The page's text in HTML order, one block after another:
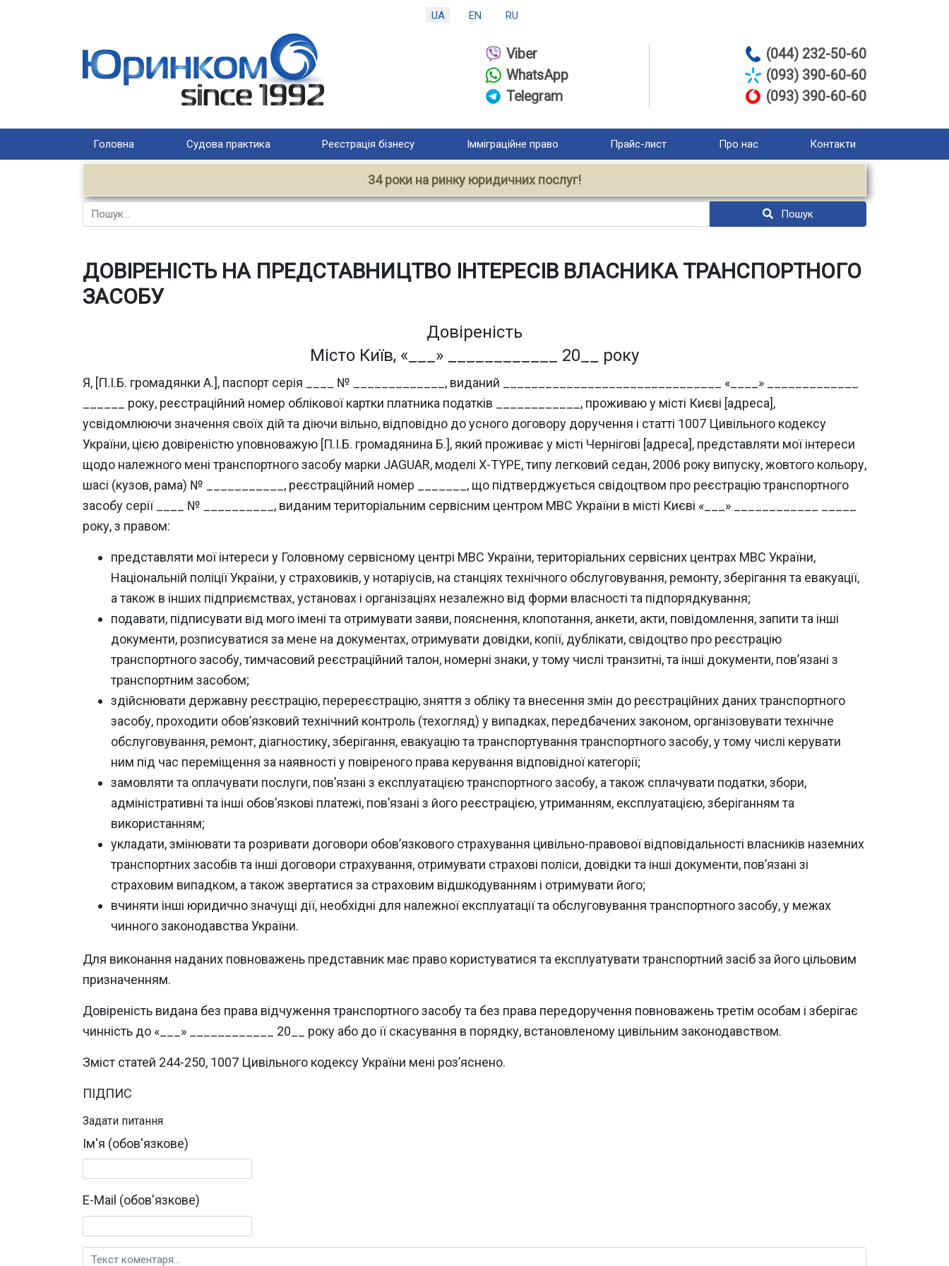
UA EN RU
Viber
WhatsApp
Telegram
(044) 232-50-60
(093) 390-60-60
(093) 390-60-60
Головна Судова практика Реєстрація бізнесу Імміграційне право Прайс-лист Про нас Контакти
34 роки на ринку юридичних послуг!
Пошук Пошук
ДОВІРЕНІСТЬ НА ПРЕДСТАВНИЦТВО ІНТЕРЕСІВ ВЛАСНИКА ТРАНСПОРТНОГО
ЗАСОБУ
Довіреність
Місто Київ, «___» ____________ 20__ року
Я, [П.І.Б. громадянки А.], паспорт серія ____ № _____________, виданий _______________________________ «____» _____________
______ року, реєстраційний номер облікової картки платника податків ____________, проживаю у місті Києві [адреса],
усвідомлюючи значення своїх дій та діючи вільно, відповідно до усного договору доручення і статті 1007 Цивільного кодексу
України, цією довіреністю уповноважую [П.І.Б. громадянина Б.], який проживає у місті Чернігові [адреса], представляти мої інтереси
щодо належного мені транспортного засобу марки JAGUAR, моделі X-TYPE, типу легковий седан, 2006 року випуску, жовтого кольору,
шасі (кузов, рама) № ___________, реєстраційний номер _______, що підтверджується свідоцтвом про реєстрацію транспортного
засобу серії ____ № __________, виданим територіальним сервісним центром МВС України в місті Києві «___» ____________ _____
року, з правом:
представляти мої інтереси у Головному сервісному центрі МВС України, територіальних сервісних центрах МВС України,
Національній поліції України, у страховиків, у нотаріусів, на станціях технічного обслуговування, ремонту, зберігання та евакуації,
а також в інших підприємствах, установах і організаціях незалежно від форми власності та підпорядкування;
подавати, підписувати від мого імені та отримувати заяви, пояснення, клопотання, анкети, акти, повідомлення, запити та інші
документи, розписуватися за мене на документах, отримувати довідки, копії, дублікати, свідоцтво про реєстрацію
транспортного засобу, тимчасовий реєстраційний талон, номерні знаки, у тому числі транзитні, та інші документи, пов’язані з
транспортним засобом;
здійснювати державну реєстрацію, перереєстрацію, зняття з обліку та внесення змін до реєстраційних даних транспортного
засобу, проходити обов’язковий технічний контроль (техогляд) у випадках, передбачених законом, організовувати технічне
обслуговування, ремонт, діагностику, зберігання, евакуацію та транспортування транспортного засобу, у тому числі керувати
ним під час переміщення за наявності у повіреного права керування відповідної категорії;
замовляти та оплачувати послуги, пов’язані з експлуатацією транспортного засобу, а також сплачувати податки, збори,
адміністративні та інші обов’язкові платежі, пов’язані з його реєстрацією, утриманням, експлуатацією, зберіганням та
використанням;
укладати, змінювати та розривати договори обов’язкового страхування цивільно-правової відповідальності власників наземних
транспортних засобів та інші договори страхування, отримувати страхові поліси, довідки та інші документи, пов’язані зі
страховим випадком, а також звертатися за страховим відшкодуванням і отримувати його;
вчиняти інші юридично значущі дії, необхідні для належної експлуатації та обслуговування транспортного засобу, у межах
чинного законодавства України.
Для виконання наданих повноважень представник має право користуватися та експлуатувати транспортний засіб за його цільовим
призначенням.
Довіреність видана без права відчуження транспортного засобу та без права передоручення повноважень третім особам і зберігає
чинність до «___» ____________ 20__ року або до її скасування в порядку, встановленому цивільним законодавством.
Зміст статей 244-250, 1007 Цивільного кодексу України мені роз’яснено.
ПІДПИС
Задати питання
Ім'я (обов'язкове)
E-Mail (обов'язкове)
Текст коментаря